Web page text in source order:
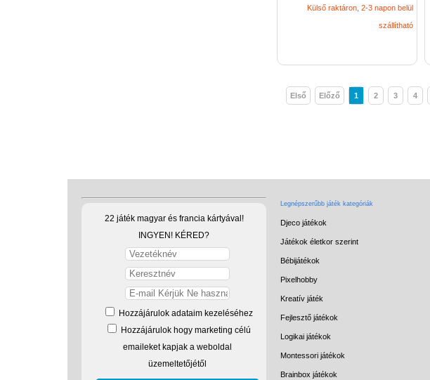
Külső raktáron, 2-3 napon belül
szállítható
Első Előző 1 2 3 4
22 játék magyar és francia kártyával!
INGYEN! KÉRED?
Hozzájárulok adataim kezeléséhez
Hozzájárulok hogy marketing célú
emaileket kapjak a weboldal
üzemeltetőjétől
Legnépszerűbb játék kategóriák
Djeco játékok
Játékok életkor szerint
Bébijátékok
Pixelhobby
Kreatív játék
Fejlesztő játékok
Logikai játékok
Montessori játékok
Brainbox játékok